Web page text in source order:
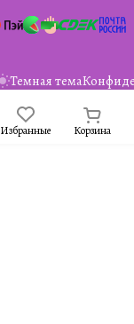
Темная тема
Избранные Корзина